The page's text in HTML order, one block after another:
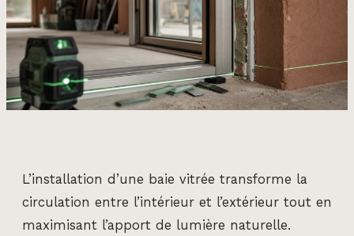
L’installation d’une baie vitrée transforme la
circulation entre l’intérieur et l’extérieur tout en
maximisant l’apport de lumière naturelle.